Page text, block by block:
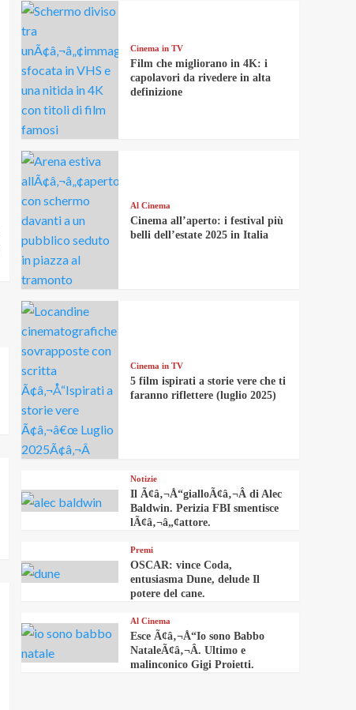
Cinema in TV
Film che migliorano in 4K: i
capolavori da rivedere in alta
definizione
Al Cinema
Cinema all’aperto: i festival più
belli dell’estate 2025 in Italia
Cinema in TV
5 film ispirati a storie vere che ti
faranno riflettere (luglio 2025)
Notizie
Il Ã¢â‚¬Å“gialloÃ¢â‚¬Â di Alec
Baldwin. Perizia FBI smentisce
lÃ¢â‚¬â„¢attore.
Premi
OSCAR: vince Coda,
entusiasma Dune, delude Il
potere del cane.
Al Cinema
Esce Ã¢â‚¬Å“Io sono Babbo
NataleÃ¢â‚¬Â. Ultimo e
malinconico Gigi Proietti.